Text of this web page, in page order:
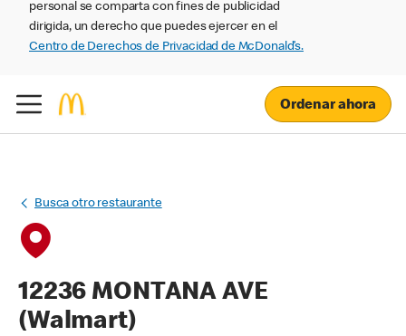
personal se comparta con fines de publicidad
dirigida, un derecho que puedes ejercer en el
Centro de Derechos de Privacidad de McDonald’s.
Ordenar ahora
Busca otro restaurante
12236 MONTANA AVE
(Walmart)